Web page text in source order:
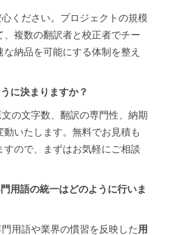
ください。プロジェクトの規模
、複数の翻訳者と校正者でチー
な納品を可能にする体制を整え
に決まりますか？
の文字数、翻訳の専門性、納期
動いたします。無料でお見積も
すので、まずはお気軽にご相談
用語の統一はどのように行いま
用語や業界の慣習を反映した 用